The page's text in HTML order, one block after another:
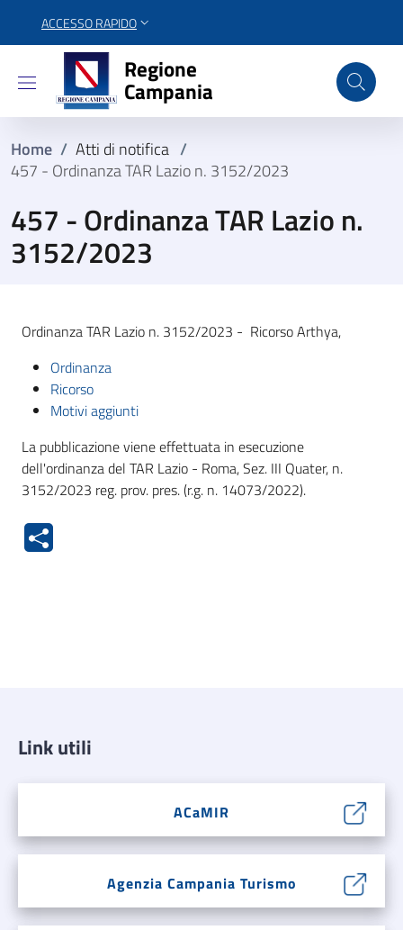
ACCESSO RAPIDO
Regione Campania
Regione
Campania
Home / Atti di notifica /
457 - Ordinanza TAR Lazio n. 3152/2023
457 - Ordinanza TAR Lazio n.
3152/2023
Ordinanza TAR Lazio n. 3152/2023 - Ricorso Arthya,
Ordinanza
Ricorso
Motivi aggiunti
La pubblicazione viene effettuata in esecuzione
dell'ordinanza del TAR Lazio - Roma, Sez. III Quater, n.
3152/2023 reg. prov. pres. (r.g. n. 14073/2022).
Link utili
ACaMIR
Agenzia Campania Turismo